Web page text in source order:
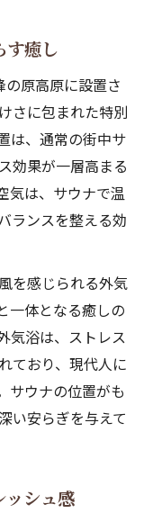
の変化
関係とは
体験の理由
ス術
す癒やし効果
由を解説
れる安らぎ
要ポイント
い感覚
整う仕組み
高める理由
のメカニズム
度の秘密
す癒し
原高原に設置さ
さに包まれた特別
は、通常の街中サ
効果が一層高まる
気は、サウナで温
ランスを整える効
を感じられる外気
一体となる癒しの
気浴は、ストレス
ており、現代人に
サウナの位置がも
い安らぎを与えて
ッシュ感